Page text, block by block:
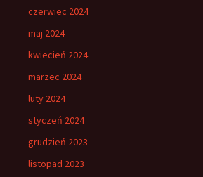
czerwiec 2024
maj 2024
kwiecień 2024
marzec 2024
luty 2024
styczeń 2024
grudzień 2023
listopad 2023